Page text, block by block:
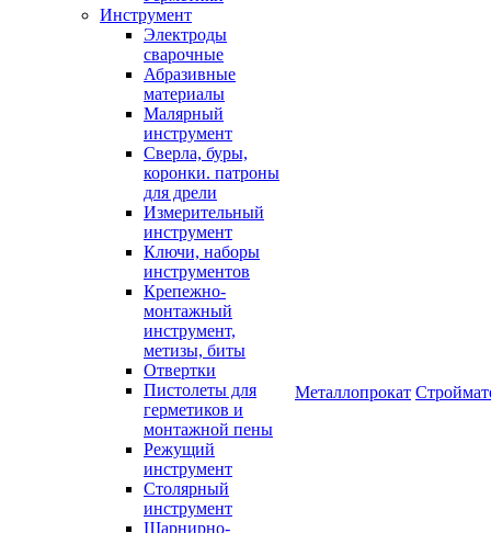
Инструмент
Электроды
сварочные
Абразивные
материалы
Малярный
инструмент
Сверла, буры,
коронки. патроны
для дрели
Измерительный
инструмент
Ключи, наборы
инструментов
Крепежно-
монтажный
инструмент,
метизы, биты
Отвертки
Пистолеты для
герметиков и
монтажной пены
Режущий
инструмент
Столярный
инструмент
Шарнирно-
Металлопрокат